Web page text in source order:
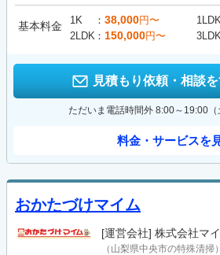
基本料金 1K 38,000円〜 1LDK
2LDK
150,000円〜 3LDK
見積もり依頼・相談
ただいま電話時間外 8:00～19:00（
料金・サービスを
おかたづけマイム
[運営会社] 株式会社マ
（山梨県中央市の特殊清掃）